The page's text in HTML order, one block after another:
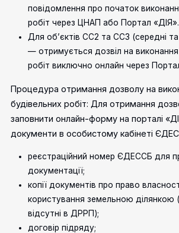
повідомлення про початок
робіт через ЦНАП або Портал «ДІЯ».
Для об’єктів СС2 та СС3 (середні та
— отримується дозвіл на виконання
робіт виключно онлайн через
Процедура отримання дозволу на
будівельних робіт: Для отримання
заповнити онлайн-форму на порталі
документи в особистому кабінеті
реєстраційний номер ЄДЕССБ для
документації;
копії документів про право
користування земельною ділянкою
відсутні в ДРРП);
договір підряду;